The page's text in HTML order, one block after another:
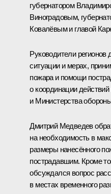
губернатором
Виноградовым,
Ковалёвыми главой
Руководители
ситуации и мерах,
пожара и помощи
о координации
и Министерства
Дмитрий Медведев
на необходимость в
размеры нанесённого
пострадавшим. Кроме
обсуждался вопрос
в местах временного